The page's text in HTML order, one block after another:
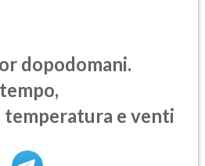
dopodomani.
e venti